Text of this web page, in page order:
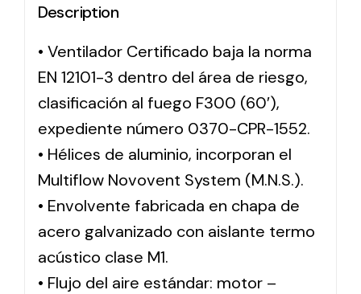
Description
• Ventilador Certificado baja la norma
EN 12101-3 dentro del área de riesgo,
clasificación al fuego F300 (60′),
expediente número 0370-CPR-1552.
• Hélices de aluminio, incorporan el
Multiflow Novovent System (M.N.S.).
• Envolvente fabricada en chapa de
acero galvanizado con aislante termo
acústico clase M1.
• Flujo del aire estándar: motor –